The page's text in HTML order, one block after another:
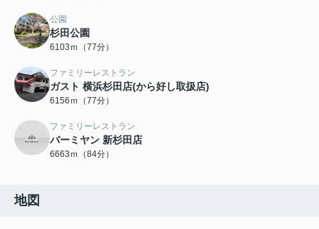
公園
杉田公園
6103ｍ（77分）
ファミリーレストラン
ガスト 横浜杉田店(から好し取扱店)
6156ｍ（77分）
ファミリーレストラン
バーミヤン 新杉田店
6663ｍ（84分）
地図